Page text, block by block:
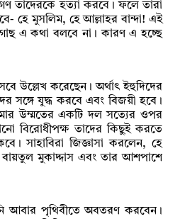
তাদেরকে হত্যা করবে। ফলে তারা
হে মুসলিম, হে আল্লাহর বান্দা! এই
গাছ এ কথা বলবে না। কারণ এ হচ্ছে
উল্লেখ করেছেন। অর্থাৎ ইহুদিদের
সঙ্গে যুদ্ধ করবে এবং বিজয়ী হবে।
উম্মতের একটি দল সত্যের ওপর
বিরোধীপক্ষ তাদের কিছুই করতে
সাহাবিরা জিজ্ঞাসা করলেন, হে
মুকাদ্দাস এবং তার আশপাশে
আবার পৃথিবীতে অবতরণ করবেন।